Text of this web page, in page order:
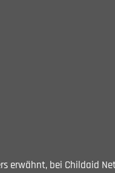
erwähnt, bei Childaid